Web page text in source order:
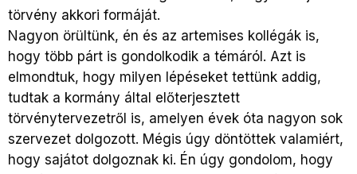
törvény akkori formáját.
Nagyon örültünk, én és az artemises kollégák is,
hogy több párt is gondolkodik a témáról. Azt is
elmondtuk, hogy milyen lépéseket tettünk addig,
tudtak a kormány által előterjesztett
törvénytervezetről is, amelyen évek óta nagyon sok
szervezet dolgozott. Mégis úgy döntöttek valamiért,
hogy sajátot dolgoznak ki. Én úgy gondolom, hogy